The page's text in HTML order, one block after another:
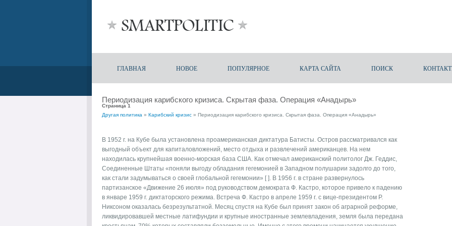
ГЛАВНАЯ НОВОЕ ПОПУЛЯРНОЕ КАРТА САЙТА ПОИСК
Периодизация карибского кризиса. Скрытая фаза. Операция «Анадырь»
Страница 1
Другая политика » Карибский кризис » Периодизация карибского кризиса. Скрытая фаза. Операция «Анадырь»
В 1952 г. на Кубе была установлена проамериканская диктатура Батисты. Остров рассматривался как
выгодный объект для капиталовложений, место отдыха и развлечений американцев. На нем
находилась крупнейшая военно-морская база США. Как отмечал американский политолог Дж. Геддис,
Соединенные Штаты «поняли выгоду обладания гегемонией в Западном полушарии задолго до того,
как стали задумываться о своей глобальной гегемонии» [ ]. В 1956 г. в стране развернулось
партизанское «Движение 26 июля» под руководством демократа Ф. Кастро, которое привело к падению
в январе 1959 г. диктаторского режима. Встреча Ф. Кастро в апреле 1959 г. с вице-президентом Р.
Никсоном оказалась безрезультатной. Месяц спустя на Кубе был принят закон об аграрной реформе,
ликвидировавшей местные латифундии и крупные иностранные землевладения, земля была передана